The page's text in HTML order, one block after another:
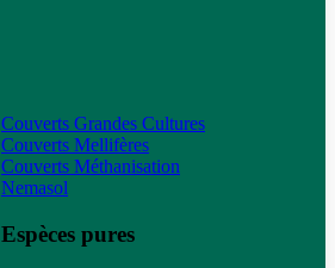
Couverts Grandes Cultures
Couverts Mellifères
Couverts Méthanisation
Nemasol
Espèces pures